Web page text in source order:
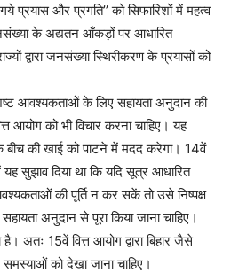
प्रयास और प्रगति’’ को सिफारिशों में महत्व
के अद्यतन आँकड़ों पर आधारित
द्वारा जनसंख्या स्थिरीकरण के प्रयासों को
आवश्यकताओं के लिए सहायता अनुदान की
आयोग को भी विचार करना चाहिए। यह
बीच की खाई को पाटने में मदद करेगा। 14वें
यह सुझाव दिया था कि यदि सूत्र आधारित
की पूर्ति न कर सकें तो उसे निष्पक्ष
अनुदान से पूरा किया जाना चाहिए।
अतः 15वें वित्त आयोग द्वारा बिहार जैसे
समस्याओं को देखा जाना चाहिए।